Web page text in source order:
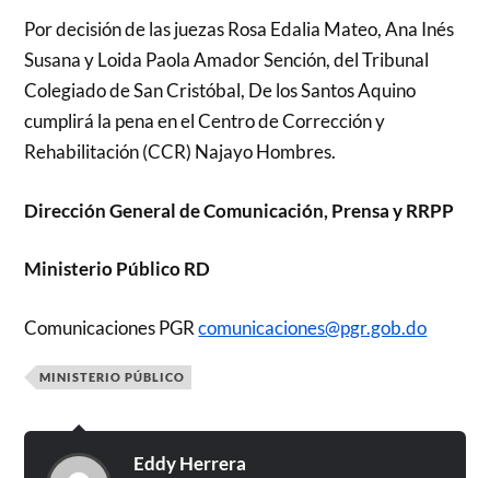
Por decisión de las juezas Rosa Edalia Mateo, Ana Inés
Susana y Loida Paola Amador Sención, del Tribunal
Colegiado de San Cristóbal, De los Santos Aquino
cumplirá la pena en el Centro de Corrección y
Rehabilitación (CCR) Najayo Hombres.
Dirección General de Comunicación, Prensa y RRPP
Ministerio Público RD
Comunicaciones PGRcomunicaciones@pgr.gob.do
MINISTERIO PÚBLICO
Eddy Herrera